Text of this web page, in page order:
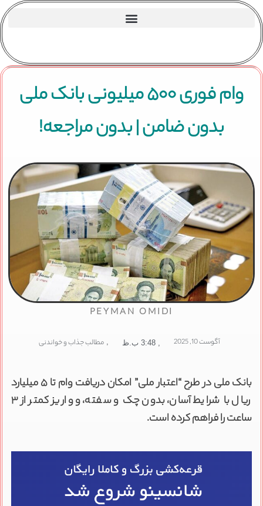
وام فوری ۵۰۰ میلیونی بانک ملی
بدون ضامن | بدون مراجعه!
PEYMAN OMIDI
آگوست 10, 2025 3:48 ب.ظ , مطالب جذاب و خواندنی
بانک ملی در طرح “اعتبار ملی” امکان دریافت وام تا ۵ میلیارد
ریال با شرایط آسان، بدون چک و سفته، و واریز کمتر از ۳
ساعت را فراهم کرده است.